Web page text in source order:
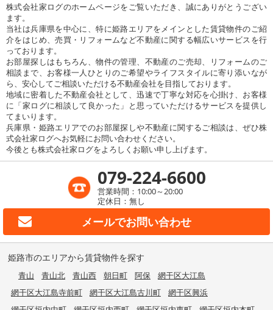
株式会社家ログのホームページをご覧いただき、誠にありがとうござい
ます。
当社は兵庫県を中心に、特に姫路エリアをメインとした賃貸物件のご紹
介をはじめ、売買・リフォームなど不動産に関する幅広いサービスを行
っております。
お部屋探しはもちろん、物件の管理、不動産のご売却、リフォームのご
相談まで、お客様一人ひとりのご希望やライフスタイルに寄り添いなが
ら、安心してご相談いただける不動産会社を目指しております。
地域に密着した不動産会社として、迅速で丁寧な対応を心掛け、お客様
に「家ログに相談して良かった」と思っていただけるサービスを提供し
てまいります。
兵庫県・姫路エリアでのお部屋探しや不動産に関するご相談は、ぜひ株
式会社家ログへお気軽にお問い合わせください。
今後とも株式会社家ログをよろしくお願い申し上げます。
079-224-6600
営業時間：10:00～20:00
定休日：無し
メールでお問い合わせ
姫路市のエリアから賃貸物件を探す
青山 青山北 青山西 朝日町 阿保
網干区大江島
網干区大江島寺前町
網干区大江島古川町
網干区興浜